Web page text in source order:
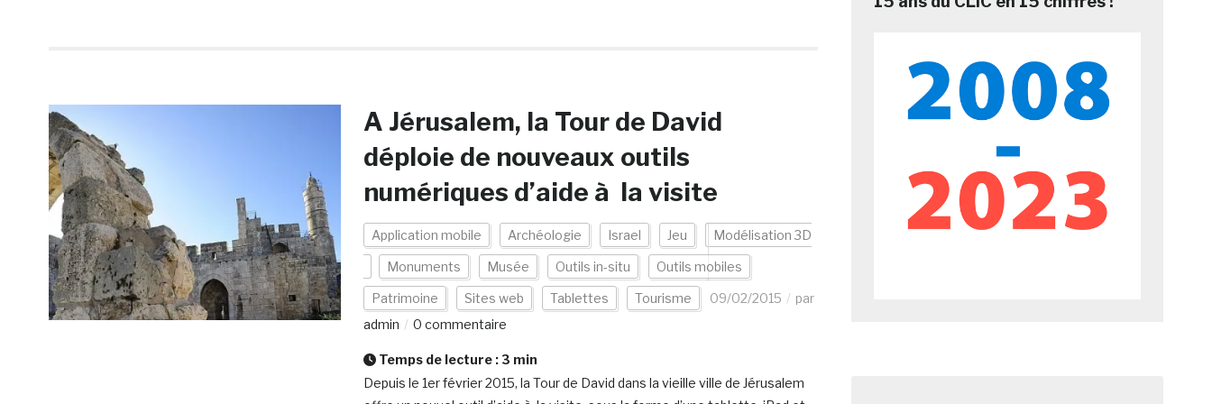
A Jérusalem, la Tour de David
déploie de nouveaux outils
numériques d’aide à la visite
Application mobile Archéologie Israel Jeu Modélisation 3D
Monuments Musée Outils in-situ Outils mobiles
Patrimoine Sites web Tablettes Tourisme 09/02/2015
par
admin
0 commentaire
Temps de lecture : 3 min
Depuis le 1er février 2015, la Tour de David dans la vieille ville de Jérusalem